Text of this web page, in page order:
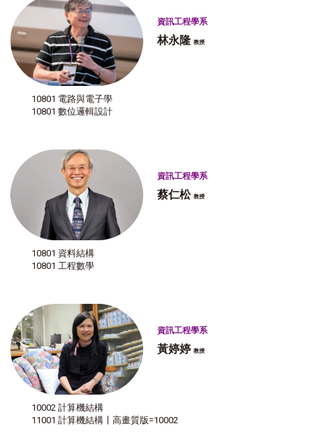
資訊工程學系
林永隆 教授
10801 電路與電子學
10801 數位邏輯設計
資訊工程學系
蔡仁松 教授
10801 資料結構
10801 工程數學
資訊工程學系
黃婷婷 教授
10002 計算機結構
11001 計算機結構〡高畫質版=10002